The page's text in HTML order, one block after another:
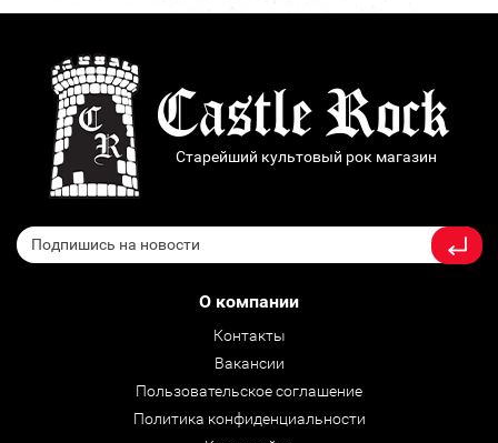
Старейший культовый рок магазин
О компании
Контакты
Вакансии
Пользовательское соглашение
Политика конфиденциальности